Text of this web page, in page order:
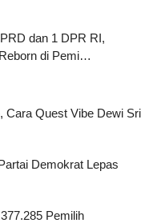
dan 1 DPR RI,
di Pemi…
Cara Quest Vibe Dewi Sri
Demokrat Lepas
Pemilih